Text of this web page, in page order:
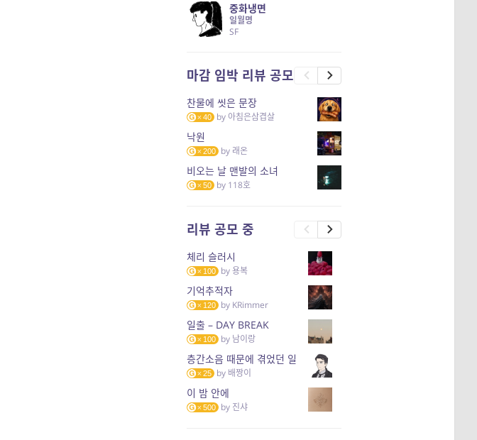
중화냉면
일월명
SF
마감 임박 리뷰 공모
찬물에 씻은 문장
40 by 아침은삼겹살
낙원
200 by 래온
비오는 날 맨발의 소녀
50 by 118호
리뷰 공모 중
체리 슬러시
100 by용복
기억추적자
120 by KRimmer
일출 – DAY BREAK
100 by 남이랑
층간소음 때문에 겪었던 일
25 by 배짱이
이 밤 안에
500 by 진샤